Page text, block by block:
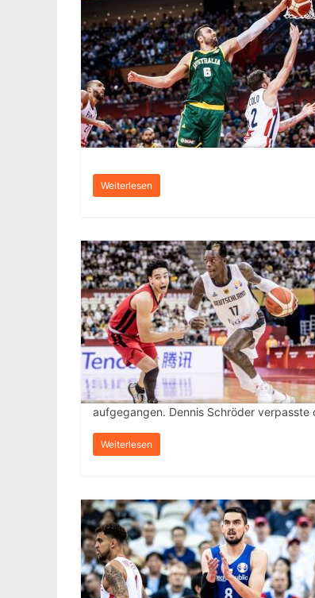
Weiterlesen
aufgegangen. Dennis Schröder verpasste
Weiterlesen